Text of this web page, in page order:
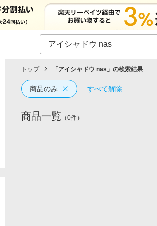
イベント一覧 ショッピング
トップ 「 アイシャドウ nas 」の検索結果
商品のみ すべて解除
商品一覧 （0件）